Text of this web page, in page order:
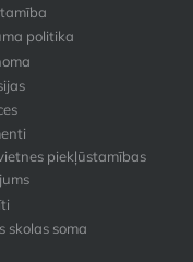
politika
piekļūstamības
skolas soma